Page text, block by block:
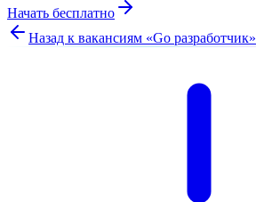
Начать бесплатно
Назад к вакансиям «Go разработчик»